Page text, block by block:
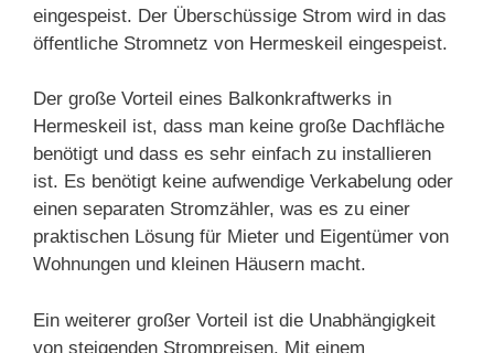
eingespeist. Der Überschüssige Strom wird in das
öffentliche Stromnetz von Hermeskeil eingespeist.
Der große Vorteil eines Balkonkraftwerks in
Hermeskeil ist, dass man keine große Dachfläche
benötigt und dass es sehr einfach zu installieren
ist. Es benötigt keine aufwendige Verkabelung oder
einen separaten Stromzähler, was es zu einer
praktischen Lösung für Mieter und Eigentümer von
Wohnungen und kleinen Häusern macht.
Ein weiterer großer Vorteil ist die Unabhängigkeit
von steigenden Strompreisen. Mit einem